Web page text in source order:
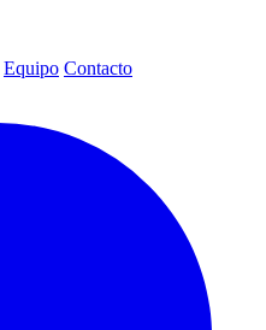
Equipo Contacto